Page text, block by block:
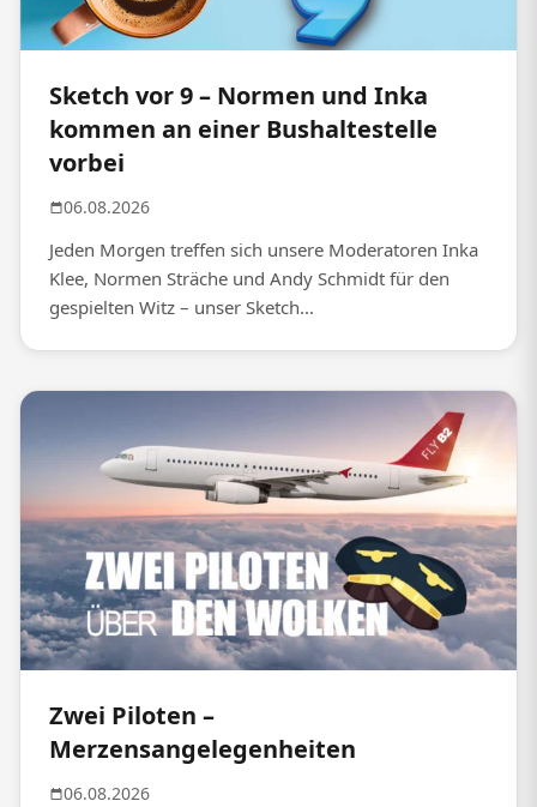
Sketch vor 9 – Normen und Inka
kommen an einer Bushaltestelle
vorbei
06.08.2026
Jeden Morgen treffen sich unsere Moderatoren Inka
Klee, Normen Sträche und Andy Schmidt für den
gespielten Witz – unser Sketch...
Zwei Piloten –
Merzensangelegenheiten
06.08.2026